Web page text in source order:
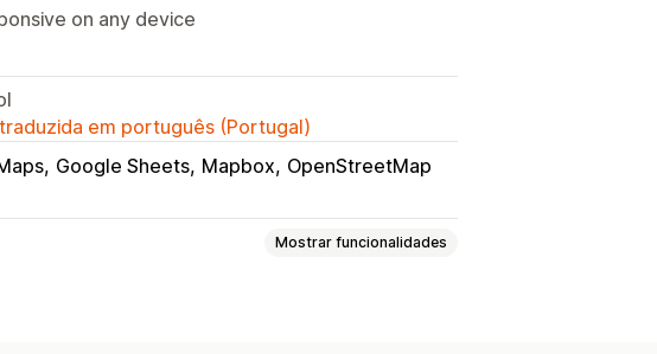
on any device
em português (Portugal)
Google Sheets Mapbox OpenStreetMap
Mostrar funcionalidades